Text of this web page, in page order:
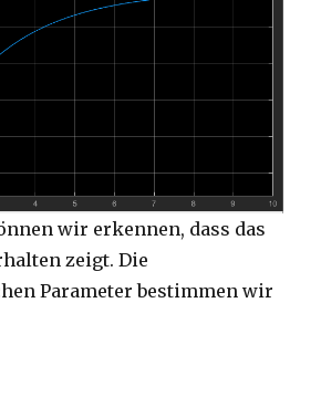
wir erkennen, dass das
zeigt. Die
Parameter bestimmen wir